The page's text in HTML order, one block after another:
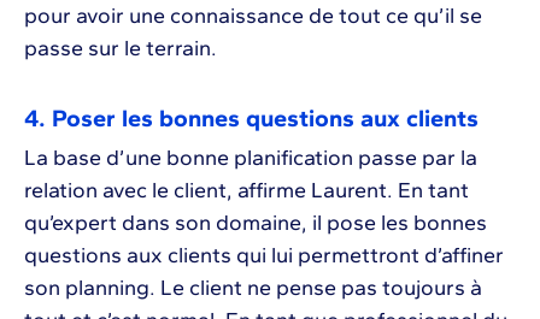
pour avoir une connaissance de tout ce qu’il se
passe sur le terrain.
4. Poser les bonnes questions aux clients
La base d’une bonne planification passe par la
relation avec le client, affirme Laurent. En tant
qu’expert dans son domaine, il pose les bonnes
questions aux clients qui lui permettront d’affiner
son planning. Le client ne pense pas toujours à